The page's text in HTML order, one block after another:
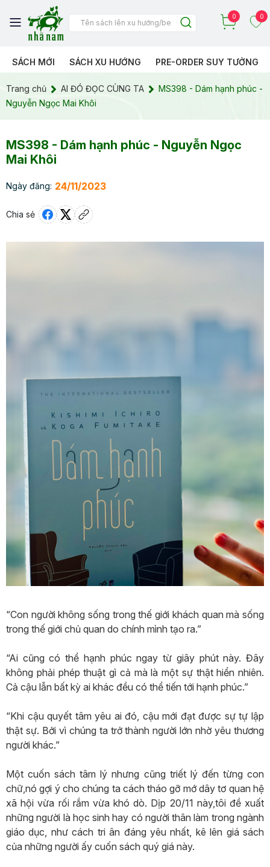
0 0
SÁCH MỚI SÁCH XU HƯỚNG PRE-ORDER SUY TƯỞNG
Trang chủ AI ĐÓ ĐỌC CÙNG TA
MS398 - Dám hạnh phúc -
Nguyễn Ngọc Mai Khôi
MS398 - Dám hạnh phúc - Nguyễn Ngọc
Mai Khôi
Ngày đăng: 24/11/2023
Chia sẻ
“Con người không sống trong thế giới khách quan mà sống
trong thế giới chủ quan do chính mình tạo ra.”
“Ai cũng có thể hạnh phúc ngay từ giây phút này. Đây
không phải phép thuật gì cả mà là một sự thật hiển nhiên.
Cả cậu lẫn bất kỳ ai khác đều có thể tiến tới hạnh phúc.”
“Khi cậu quyết tâm yêu ai đó, cậu mới đạt được sự tự lập
thật sự. Bởi vì chúng ta trở thành người lớn nhờ yêu thương
người khác.”
Một cuốn sách tâm lý nhưng cũng triết lý đến từng con
chữ,nó gợi ý cho chúng ta cách tháo gỡ mớ dây tơ quan hệ
xã hội vừa rối rắm vừa khó dò. Dịp 20/11 này,tôi đề xuất
những người là học sinh hay có người thân làm trong ngành
giáo dục, như cách tri ân đáng yêu nhất, kê lên giá sách
của những người ấy cuốn sách quý giá này.